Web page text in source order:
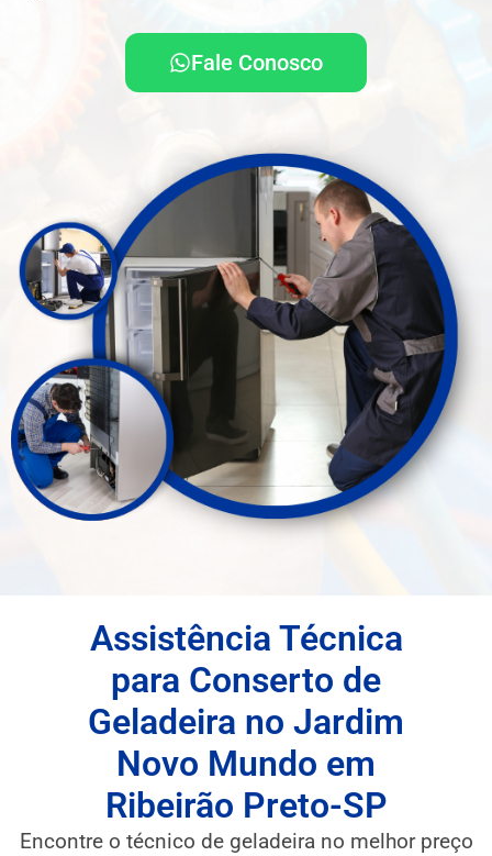
Fale Conosco
Assistência Técnica
para Conserto de
Geladeira no Jardim
Novo Mundo em
Ribeirão Preto-SP
Encontre o técnico de geladeira no melhor preço